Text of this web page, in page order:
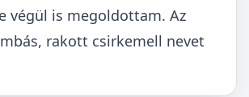
végül is megoldottam. Az
rakott csirkemell nevet